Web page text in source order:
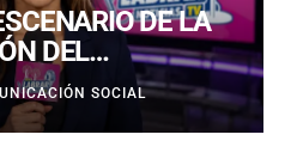
DE LA
DEL
DE
SOCIAL